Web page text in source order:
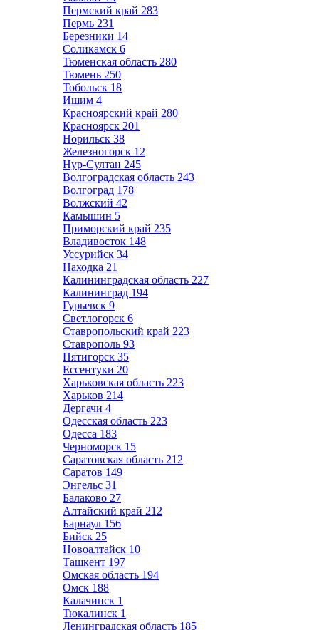
Пермский край 283
Пермь 231
Березники 14
Соликамск 6
Тюменская область 280
Тюмень 250
Тобольск 18
Ишим 4
Красноярский край 280
Красноярск 201
Норильск 38
Железногорск 12
Нур-Султан 245
Волгоградская область 243
Волгоград 178
Волжский 42
Камышин 5
Приморский край 235
Владивосток 148
Уссурийск 34
Находка 21
Калининградская область 227
Калининград 194
Гурьевск 9
Светлогорск 6
Ставропольский край 223
Ставрополь 93
Пятигорск 35
Ессентуки 20
Харьковская область 223
Харьков 214
Дергачи 4
Одесская область 223
Одесса 183
Черноморск 15
Саратовская область 212
Саратов 149
Энгельс 31
Балаково 27
Алтайский край 212
Барнаул 156
Бийск 25
Новоалтайск 10
Ташкент 197
Омская область 194
Омск 188
Калачинск 1
Тюкалинск 1
Ленинградская область 185